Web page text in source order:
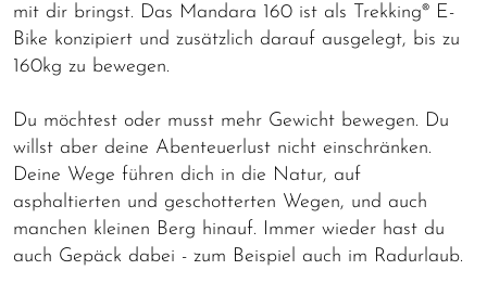
mit dir bringst. Das Mandara 160 ist als Trekking® E-
Bike konzipiert und zusätzlich darauf ausgelegt, bis zu
160kg zu bewegen.
Du möchtest oder musst mehr Gewicht bewegen. Du
willst aber deine Abenteuerlust nicht einschränken.
Deine Wege führen dich in die Natur, auf
asphaltierten und geschotterten Wegen, und auch
manchen kleinen Berg hinauf. Immer wieder hast du
auch Gepäck dabei - zum Beispiel auch im Radurlaub.